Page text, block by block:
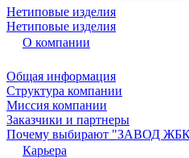
Нетиповые изделия
Нетиповые изделия
О компании
Общая информация
Структура компании
Миссия компании
Заказчики и партнеры
Почему выбирают "ЗАВОД
Карьера